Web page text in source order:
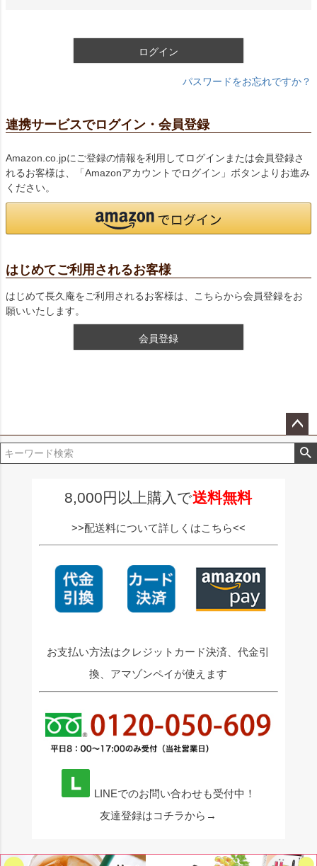
ログイン
パスワードをお忘れですか？
連携サービスでログイン・会員登録
Amazon.co.jpにご登録の情報を利用してログインまたは会員登録さ
れるお客様は、「Amazonアカウントでログイン」ボタンよりお進み
ください。
はじめてご利用されるお客様
はじめて長久庵をご利用されるお客様は、こちらから会員登録をお
願いいたします。
会員登録
ペー
ジト
8,000円以上購入で送料無料
>>配送料について詳しくはこちら<<
お支払い方法はクレジットカード決済、代金引
換、アマゾンペイが使えます
LINEでのお問い合わせも受付中！
友達登録はコチラから→